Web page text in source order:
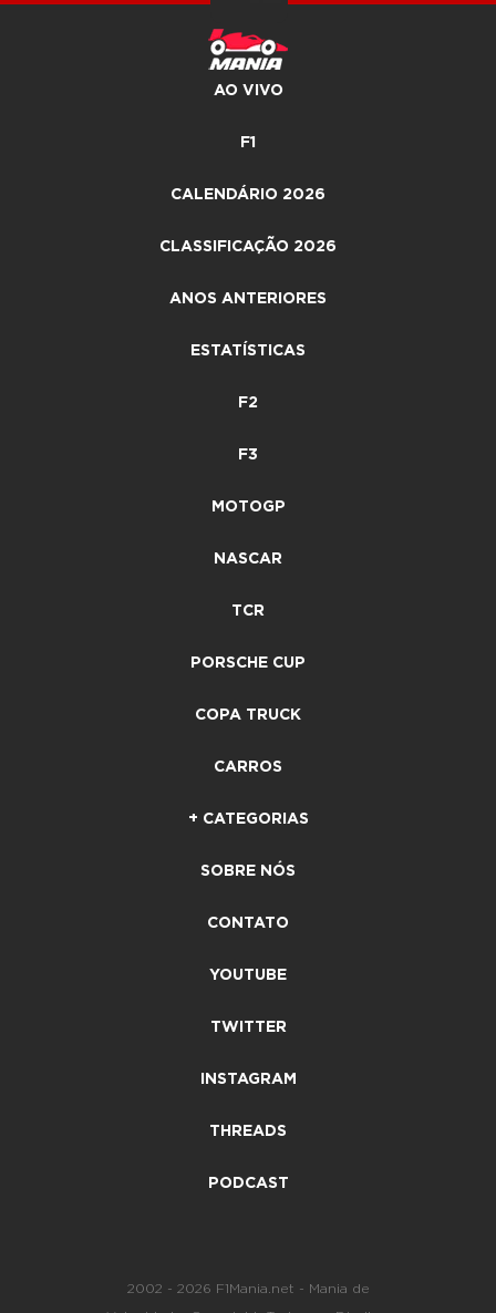
AO VIVO
F1
CALENDÁRIO 2026
CLASSIFICAÇÃO 2026
ANOS ANTERIORES
ESTATÍSTICAS
F2
F3
MOTOGP
NASCAR
TCR
PORSCHE CUP
COPA TRUCK
CARROS
+ CATEGORIAS
SOBRE NÓS
CONTATO
YOUTUBE
TWITTER
INSTAGRAM
THREADS
PODCAST
2002 - 2026 F1Mania.net - Mania de